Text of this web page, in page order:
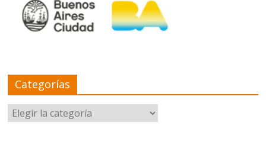
Categorías
Categorías